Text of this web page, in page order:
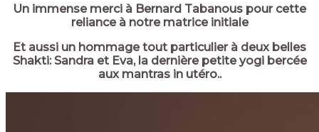
Un immense merci à Bernard Tabanous pour cette
reliance à notre matrice initiale
Et aussi un hommage tout particulier à deux belles
Shakti: Sandra et Eva, la dernière petite yogi bercée
aux mantras in utéro..